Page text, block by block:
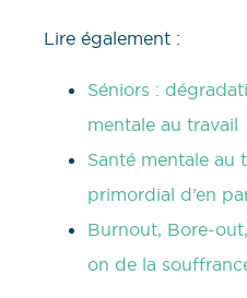
Lire également :
Séniors :
mentale au travail
Santé mentale au
primordial d’en
Burnout, Bore-
on de la